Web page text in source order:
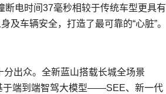
电时间37毫秒相较于传统车型更具有
车辆安全，打造了最可靠的“心脏”。
出众。全新蓝山搭载长城全场景
于端到端智驾大模型——SEE、新一代